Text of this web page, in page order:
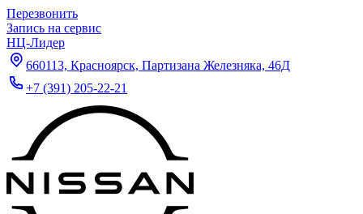
Перезвонить
Запись на сервис
НЦ-Лидер
660113, Красноярск, Партизана Железняка, 46Д
+7 (391) 205-22-21